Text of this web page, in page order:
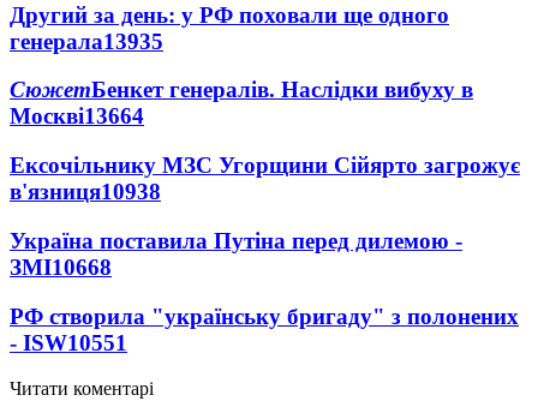
Другий за день: у РФ поховали ще одного
генерала13935
СюжетБенкет генералів. Наслідки вибуху в
Москві13664
Ексочільнику МЗС Угорщини Сійярто загрожує
в'язниця10938
Україна поставила Путіна перед дилемою -
ЗМІ10668
РФ створила "українську бригаду" з полонених
- ISW10551
Читати коментарі